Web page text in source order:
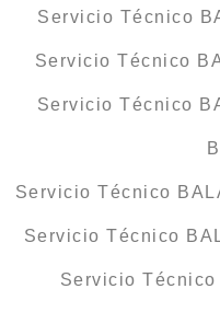
Servicio Técnico
Servicio Técnico
Servicio Técnico
Servicio Técnico
Servicio Técnico
Servicio Técnico